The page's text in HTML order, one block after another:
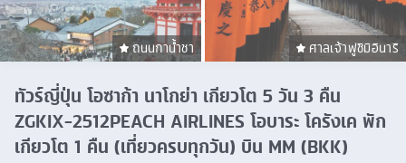
ถนนกาน้ำชา ศาลเจ้าฟูชิมิอินาริ
ทัวร์ญี่ปุ่น โอซาก้า นาโกย่า เกียวโต 5 วัน 3 คืน
ZGKIX-2512PEACH AIRLINES โอบาระ โครังเค พัก
เกียวโต 1 คืน (เที่ยวครบทุกวัน) บิน MM (BKK)